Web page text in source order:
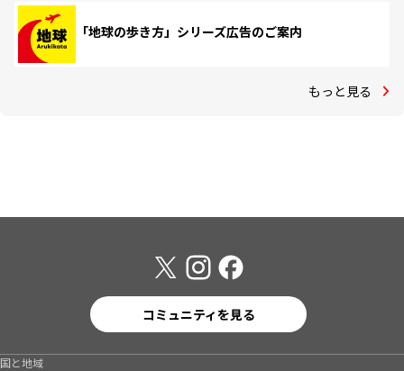
「地球の歩き方」シリーズ広告のご案内
もっと見る
コミュニティを見る
国と地域